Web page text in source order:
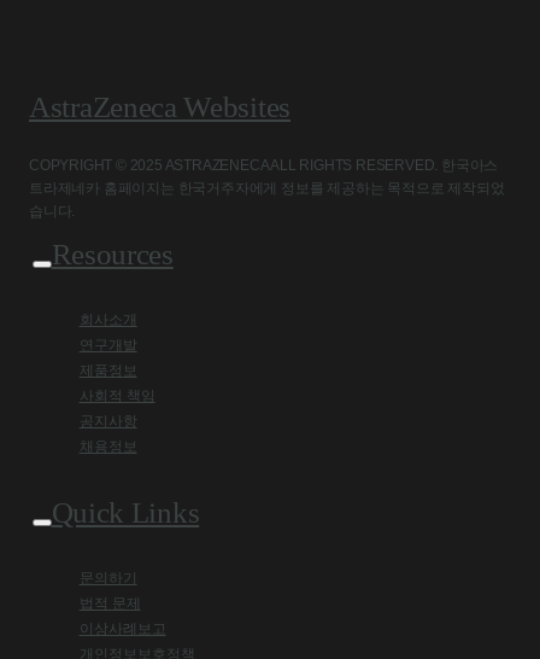
AstraZeneca Websites
COPYRIGHT © 2025 ASTRAZENECA ALL RIGHTS RESERVED. 한국아스
트라제네카 홈페이지는 한국거주자에게 정보를 제공하는 목적으로 제작되었
습니다.
Resources
회사소개
연구개발
제품정보
사회적 책임
공지사항
채용정보
Quick Links
문의하기
법적 문제
이상사례보고
개인정보보호정책